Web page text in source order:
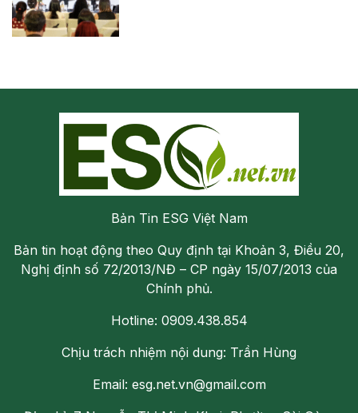
Bản Tin ESG Việt Nam
Bản tin hoạt động theo Quy định tại Khoản 3, Điều 20,
Nghị định số 72/2013/NĐ – CP ngày 15/07/2013 của
Chính phủ.
Hotline: 0909.438.854
Chịu trách nhiệm nội dung: Trần Hùng
Email: esg.net.vn@gmail.com